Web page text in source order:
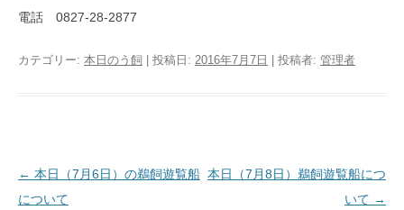
電話 0827-28-2877
カテゴリー: 本日のう飼 | 投稿日: 2016年7月7日 投稿者: 管理者
投稿ナビゲーション
← 本日（7月6日）の鵜飼遊覧船
について
本日（7月8日）鵜飼遊覧船につ
いて →